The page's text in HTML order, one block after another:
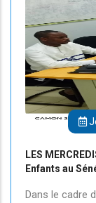
LES
Enfants au
Dans le cadre